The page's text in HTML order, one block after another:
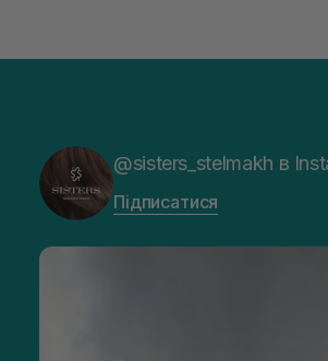
@sisters_stelmakh в
Підписатися